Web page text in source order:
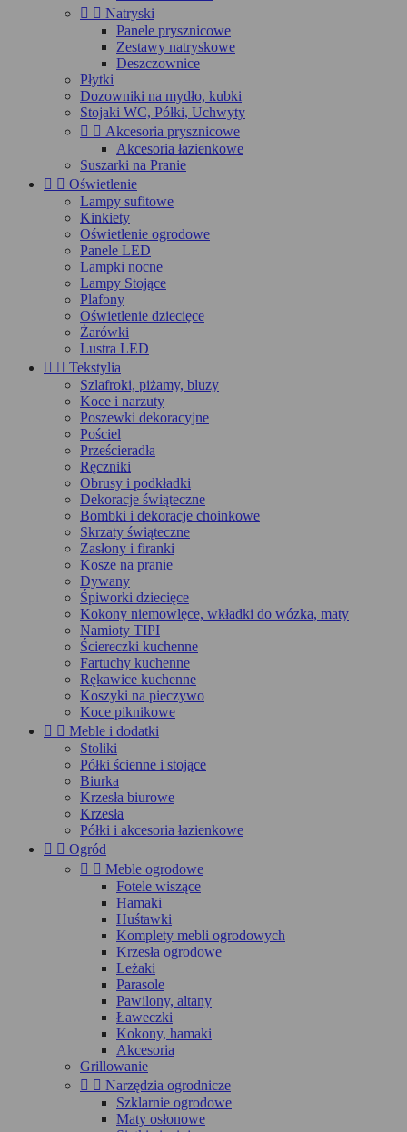
  Natryski
Panele prysznicowe
Zestawy natryskowe
Deszczownice
Płytki
Dozowniki na mydło, kubki
Stojaki WC, Półki, Uchwyty
  Akcesoria prysznicowe
Akcesoria łazienkowe
Suszarki na Pranie
  Oświetlenie
Lampy sufitowe
Kinkiety
Oświetlenie ogrodowe
Panele LED
Lampki nocne
Lampy Stojące
Plafony
Oświetlenie dziecięce
Żarówki
Lustra LED
  Tekstylia
Szlafroki, piżamy, bluzy
Koce i narzuty
Poszewki dekoracyjne
Pościel
Prześcieradła
Ręczniki
Obrusy i podkładki
Dekoracje świąteczne
Bombki i dekoracje choinkowe
Skrzaty świąteczne
Zasłony i firanki
Kosze na pranie
Dywany
Śpiworki dziecięce
Kokony niemowlęce, wkładki do wózka, maty
Namioty TIPI
Ściereczki kuchenne
Fartuchy kuchenne
Rękawice kuchenne
Koszyki na pieczywo
Koce piknikowe
  Meble i dodatki
Stoliki
Półki ścienne i stojące
Biurka
Krzesła biurowe
Krzesła
Półki i akcesoria łazienkowe
  Ogród
  Meble ogrodowe
Fotele wiszące
Hamaki
Huśtawki
Komplety mebli ogrodowych
Krzesła ogrodowe
Leżaki
Parasole
Pawilony, altany
Ławeczki
Kokony, hamaki
Akcesoria
Grillowanie
  Narzędzia ogrodnicze
Szklarnie ogrodowe
Maty osłonowe